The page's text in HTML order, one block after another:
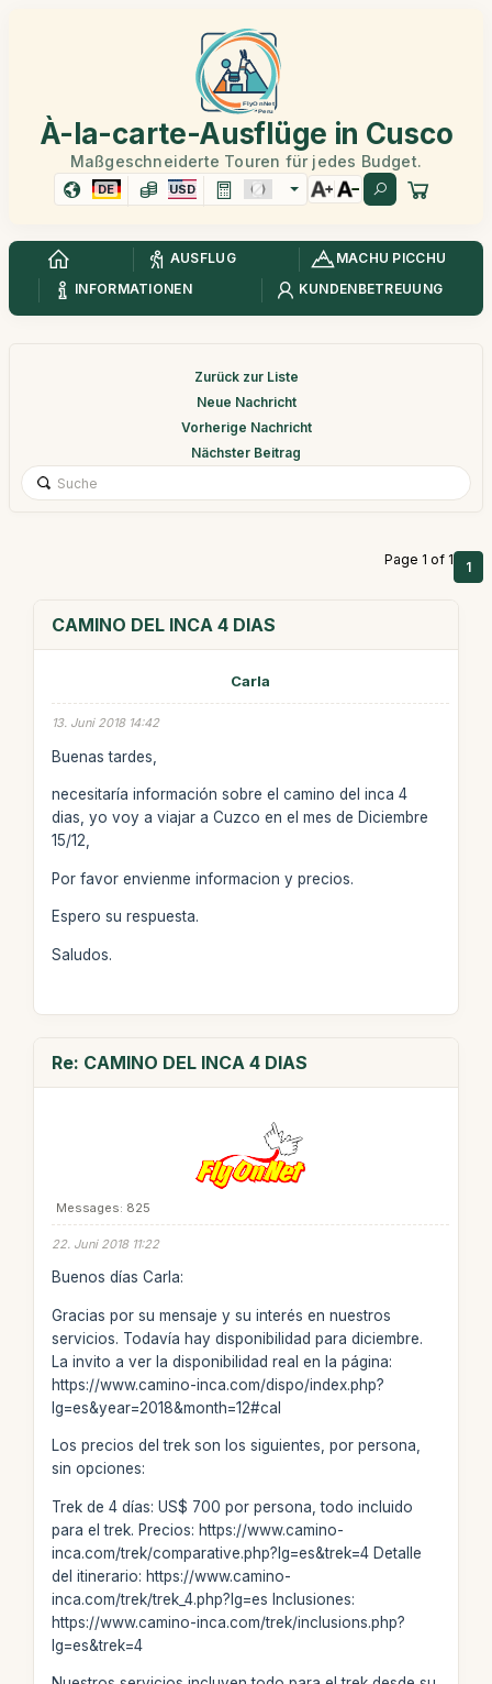
À-la-carte-Ausflüge in Cusco
Maßgeschneiderte Touren für jedes Budget.
DE USD
AUSFLUG
MACHU PICCHU
INFORMATIONEN
KUNDENBETREUUNG
Zurück zur Liste
Neue Nachricht
Vorherige Nachricht
Nächster Beitrag
Page 1 of 1 1
CAMINO DEL INCA 4 DIAS
Carla
13. Juni 2018 14:42
Buenas tardes,
necesitaría información sobre el camino del inca 4
dias, yo voy a viajar a Cuzco en el mes de Diciembre
15/12,
Por favor envienme informacion y precios.
Espero su respuesta.
Saludos.
Re: CAMINO DEL INCA 4 DIAS
Messages: 825
22. Juni 2018 11:22
Buenos días Carla:
Gracias por su mensaje y su interés en nuestros
servicios. Todavía hay disponibilidad para diciembre.
La invito a ver la disponibilidad real en la página:
https://www.camino-inca.com/dispo/index.php?
lg=es&year=2018&month=12#cal
Los precios del trek son los siguientes, por persona,
sin opciones:
Trek de 4 días: US$ 700 por persona, todo incluido
para el trek. Precios: https://www.camino-
inca.com/trek/comparative.php?lg=es&trek=4 Detalle
del itinerario: https://www.camino-
inca.com/trek/trek_4.php?lg=es Inclusiones:
https://www.camino-inca.com/trek/inclusions.php?
lg=es&trek=4